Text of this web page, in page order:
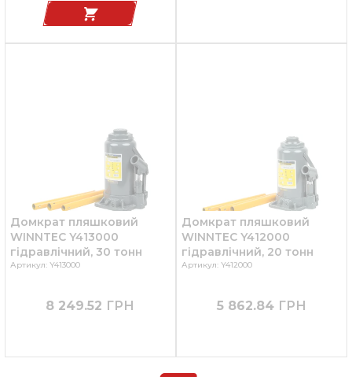
Домкрат пляшковий
WINNTEC Y413000
гідравлічний, 30 тонн
Артикул: Y413000
8 249.52 ГРН
Домкрат пляшковий
WINNTEC Y412000
гідравлічний, 20 тонн
Артикул: Y412000
5 862.84 ГРН